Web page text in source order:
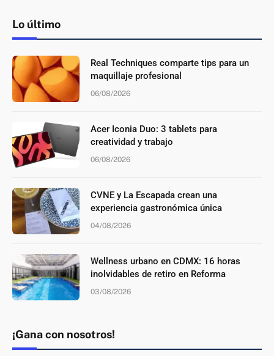
Lo último
Real Techniques comparte tips para un
maquillaje profesional
06/08/2026
Acer Iconia Duo: 3 tablets para
creatividad y trabajo
06/08/2026
CVNE y La Escapada crean una
experiencia gastronómica única
04/08/2026
Wellness urbano en CDMX: 16 horas
inolvidables de retiro en Reforma
03/08/2026
¡Gana con nosotros!